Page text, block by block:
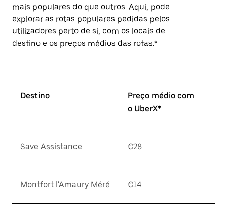
mais populares do que outros. Aqui, pode
explorar as rotas populares pedidas pelos
utilizadores perto de si, com os locais de
destino e os preços médios das rotas.*
Destino
Preço médio com
o UberX*
Save Assistance €28
Montfort l'Amaury Méré €14